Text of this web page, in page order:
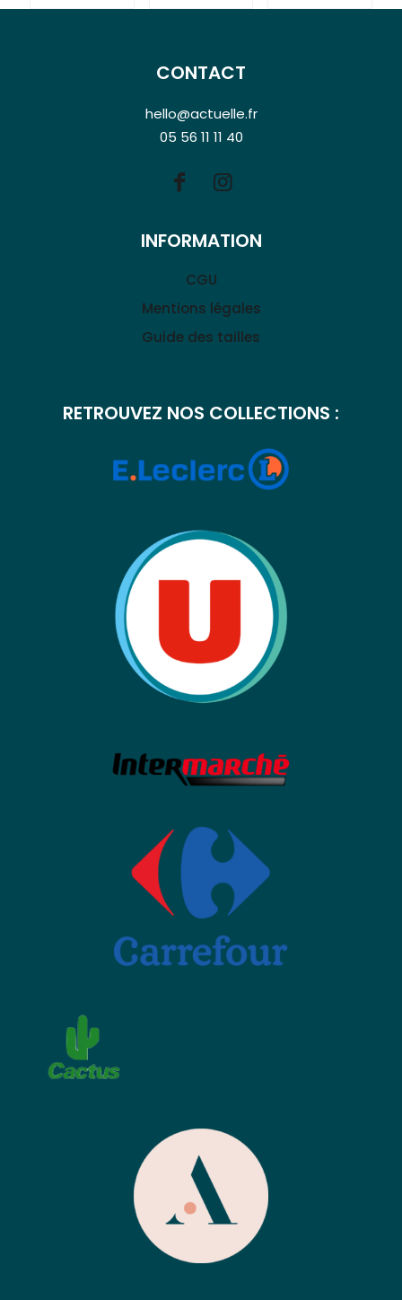
CONTACT
hello@actuelle.fr
05 56 11 11 40
INFORMATION
CGU
Mentions légales
Guide des tailles
RETROUVEZ NOS COLLECTIONS :